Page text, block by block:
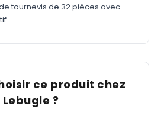
tournevis de 32 pièces avec
ce produit chez
?